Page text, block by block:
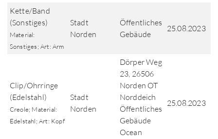
Kette/Band
(Sonstiges)
Material:
Sonstiges; Art: Arm
Stadt
Norden
Öffentliches
Gebäude
25.08.2023
Clip/Ohrringe
(Edelstahl)
Creole; Material:
Edelstahl; Art: Kopf
Stadt
Norden
Dörper Weg
23, 26506
Norden OT
Norddeich
Öffentliches
Gebäude
Ocean
25.08.2023